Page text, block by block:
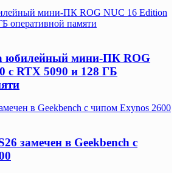
мини-ПК ROG NUC 16 Edition
оперативной памяти
юбилейный мини-ПК ROG
с RTX 5090 и 128 ГБ
в Geekbench с чипом Exynos 2600
замечен в Geekbench с